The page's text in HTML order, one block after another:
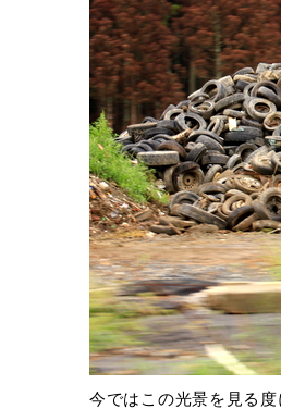
今ではこの光景を見る度